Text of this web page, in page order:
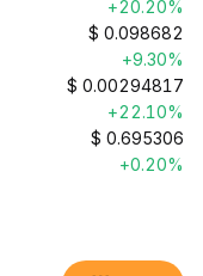
+20.20%
$ 0.098682
+9.30%
$ 0.00294817
+22.10%
$ 0.695306
+0.20%